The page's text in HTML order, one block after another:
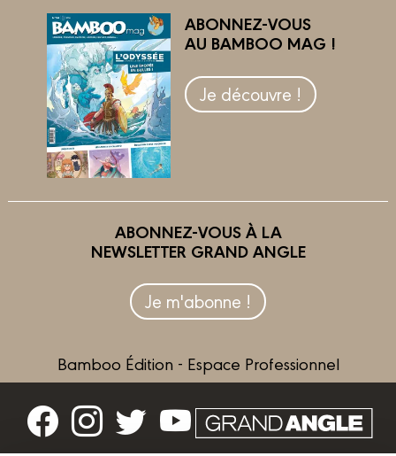
ABONNEZ-VOUS
AU BAMBOO MAG !
Je découvre !
ABONNEZ-VOUS À LA
NEWSLETTER GRAND ANGLE
Je m'abonne !
Bamboo Édition - Espace Professionnel